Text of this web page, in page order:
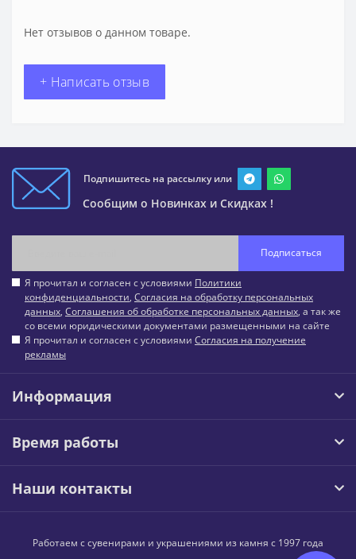
Нет отзывов о данном товаре.
+ Написать отзыв
Подпишитесь на рассылку или
Сообщим о Новинках и Скидках !
Подписаться
Я прочитал и согласен с условиями Политики
конфиденциальности, Согласия на обработку персональных
данных, Соглашения об обработке персональных данных, а так же
со всеми юридическими документами размещенными на сайте
Я прочитал и согласен с условиями Согласия на получение
рекламы
Информация
Время работы
Наши контакты
Работаем с сувенирами и украшениями из камня с 1997 года